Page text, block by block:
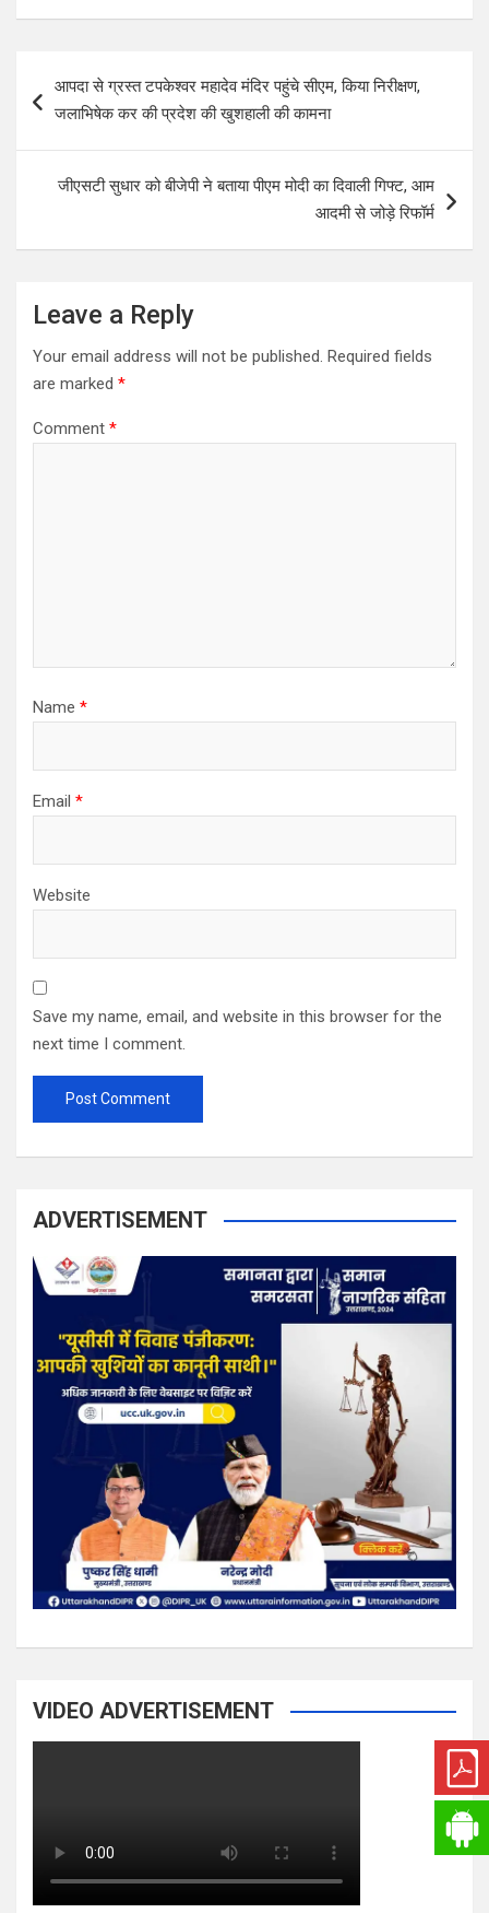
a
आपदा से ग्रस्त टपकेश्वर महादेव मंदिर पहुंचे सीएम, किया निरीक्षण,
जलाभिषेक कर की प्रदेश की खुशहाली की कामना
जीएसटी सुधार को बीजेपी ने बताया पीएम मोदी का दिवाली गिफ्ट, आम
आदमी से जोड़े रिफॉर्म
Leave a Reply
Your email address will not be published. Required fields
are marked *
Comment *
Name *
Email *
Website
Save my name, email, and website in this browser for the
next time I comment.
ADVERTISEMENT
VIDEO ADVERTISEMENT